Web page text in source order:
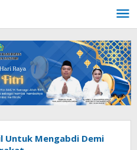
Untuk Mengabdi Demi